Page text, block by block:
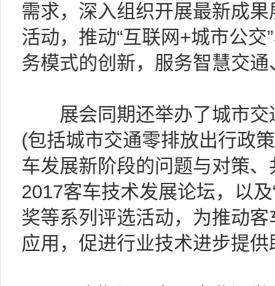
需求，深入组织开展最新成
活动，推动“互联网+城市公交
务模式的创新，服务智慧交
展会同期还举办了城市交
(包括城市交通零排放出行政
车发展新阶段的问题与对策
2017客车技术发展论坛，以
奖等系列评选活动，为推动
应用，促进行业技术进步提供